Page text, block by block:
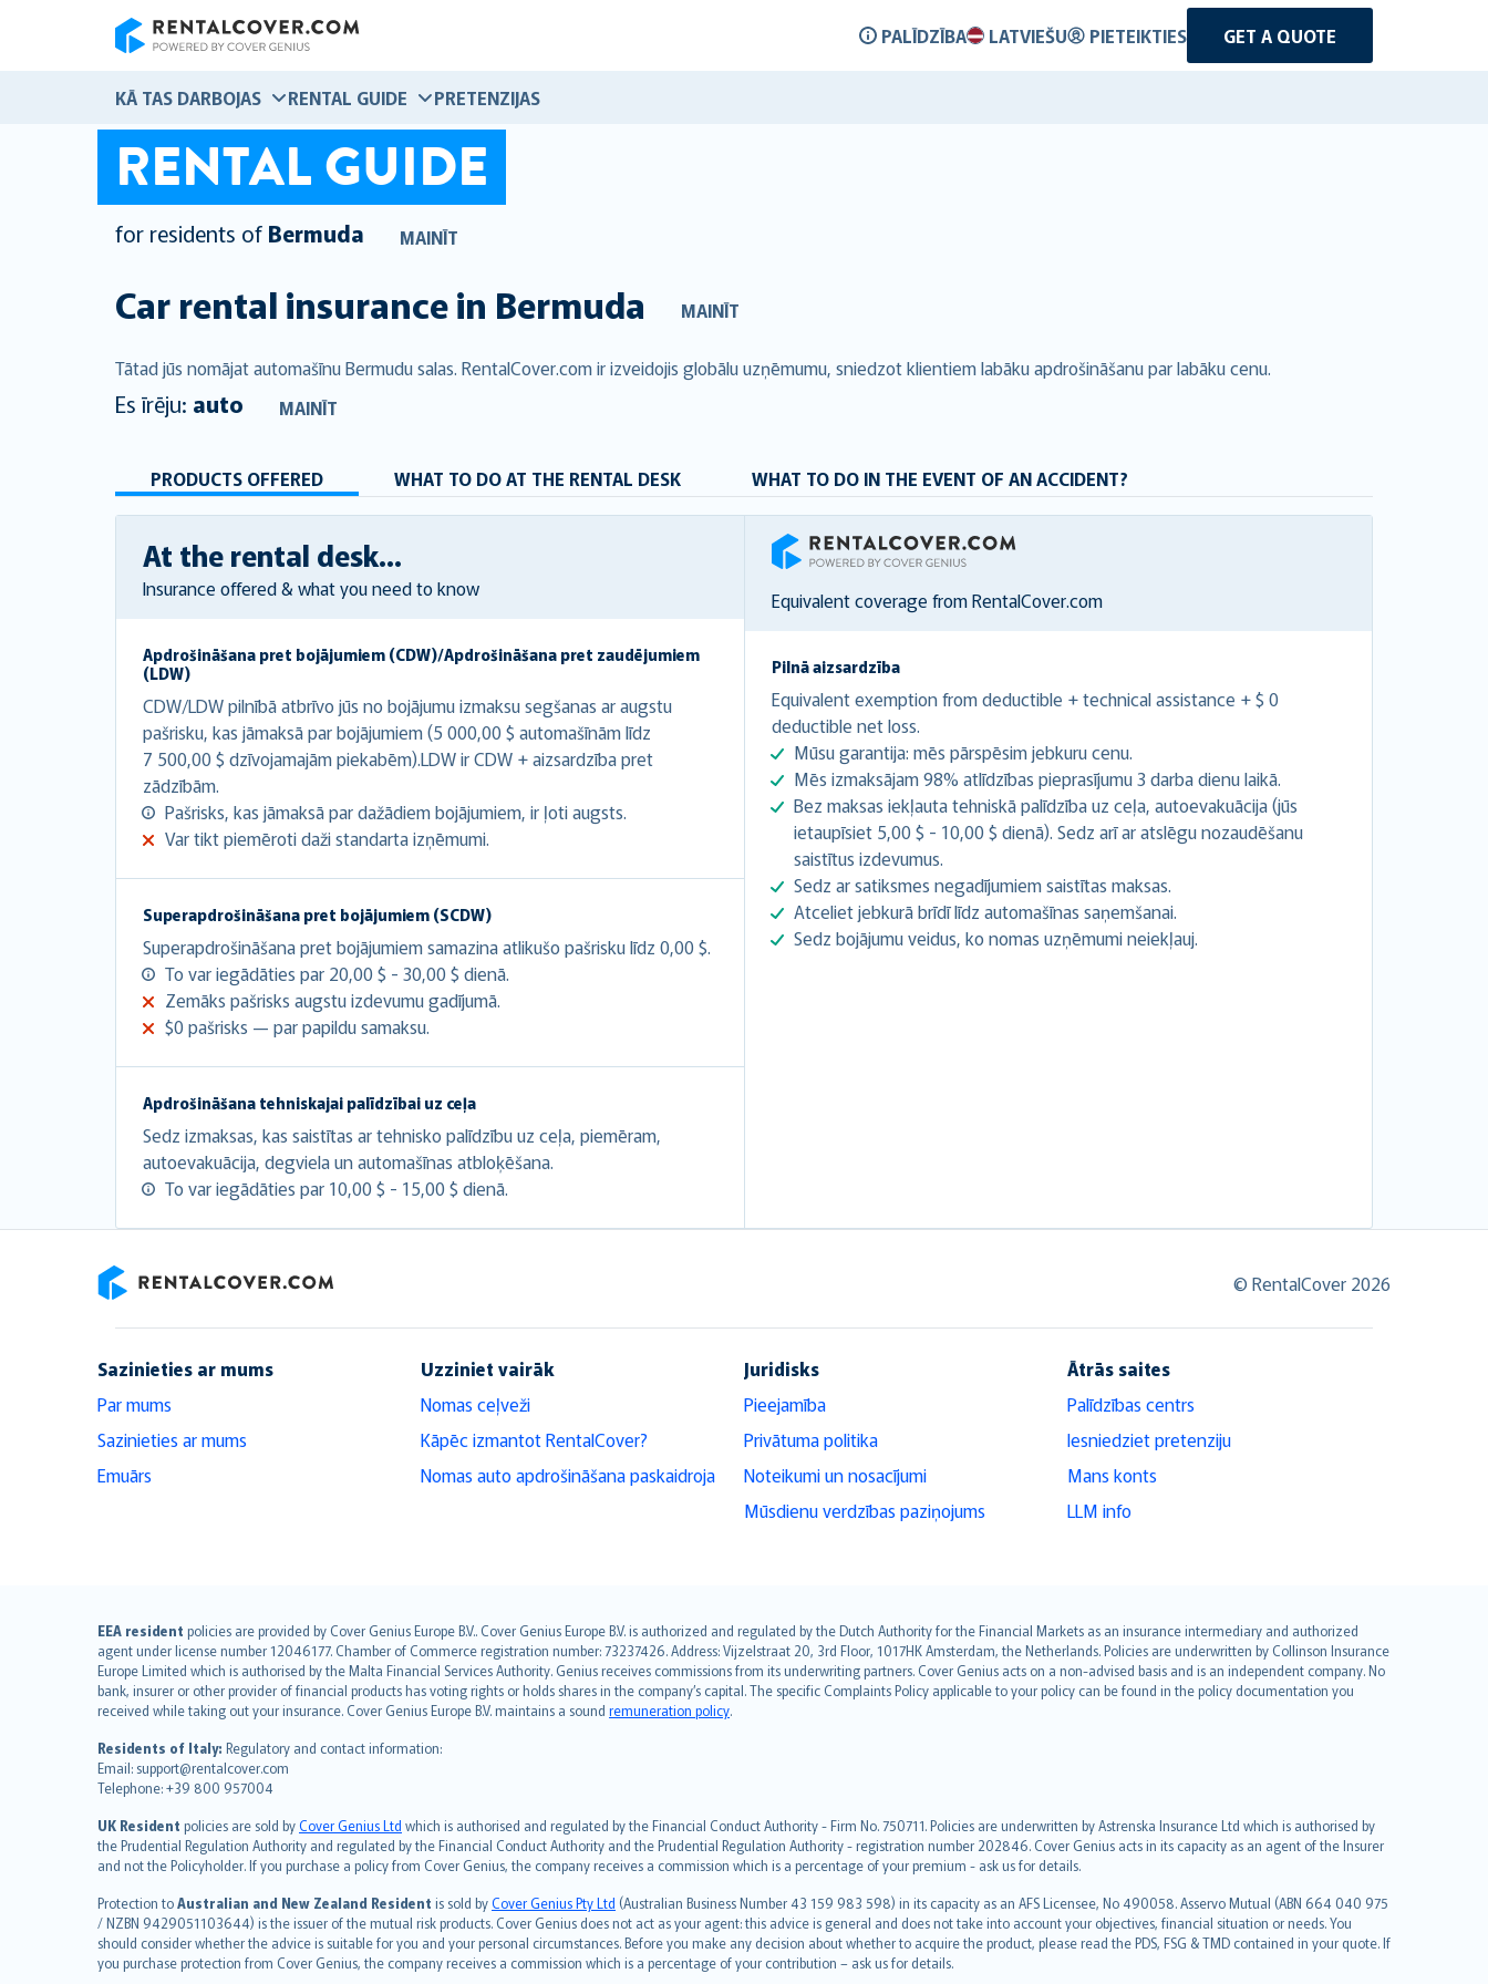
PALĪDZĪBA LATVIEŠU PIETEIKTIES GET A QUOTE
KĀ TAS DARBOJAS RENTAL GUIDE PRETENZIJAS
RENTAL GUIDE
for residents of Bermuda MAINĪT
Car rental insurance in Bermuda MAINĪT
Tātad jūs nomājat automašīnu Bermudu salas. RentalCover.com ir izveidojis globālu uzņēmumu, sniedzot klientiem labāku apdrošināšanu par labāku cenu.
Es īrēju: auto MAINĪT
PRODUCTS OFFERED WHAT TO DO AT THE RENTAL DESK WHAT TO DO IN THE EVENT OF AN ACCIDENT?
At the rental desk...
Insurance offered & what you need to know
Apdrošināšana pret bojājumiem (CDW)/Apdrošināšana pret zaudējumiem
(LDW)
CDW/LDW pilnībā atbrīvo jūs no bojājumu izmaksu segšanas ar augstu
pašrisku, kas jāmaksā par bojājumiem (5 000,00 $ automašīnām līdz
7 500,00 $ dzīvojamajām piekabēm).LDW ir CDW + aizsardzība pret
zādzībām.
Pašrisks, kas jāmaksā par dažādiem bojājumiem, ir ļoti augsts.
Var tikt piemēroti daži standarta izņēmumi.
Superapdrošināšana pret bojājumiem (SCDW)
Superapdrošināšana pret bojājumiem samazina atlikušo pašrisku līdz 0,00 $.
To var iegādāties par 20,00 $ - 30,00 $ dienā.
Zemāks pašrisks augstu izdevumu gadījumā.
$0 pašrisks — par papildu samaksu.
Apdrošināšana tehniskajai palīdzībai uz ceļa
Sedz izmaksas, kas saistītas ar tehnisko palīdzību uz ceļa, piemēram,
autoevakuācija, degviela un automašīnas atbloķēšana.
To var iegādāties par 10,00 $ - 15,00 $ dienā.
RentalCover
Equivalent coverage from RentalCover.com
Pilnā aizsardzība
Equivalent exemption from deductible + technical assistance + $ 0
deductible net loss.
Mūsu garantija: mēs pārspēsim jebkuru cenu.
Mēs izmaksājam 98% atlīdzības pieprasījumu 3 darba dienu laikā.
Bez maksas iekļauta tehniskā palīdzība uz ceļa, autoevakuācija (jūs
ietaupīsiet 5,00 $ - 10,00 $ dienā). Sedz arī ar atslēgu nozaudēšanu
saistītus izdevumus.
Sedz ar satiksmes negadījumiem saistītas maksas.
Atceliet jebkurā brīdī līdz automašīnas saņemšanai.
Sedz bojājumu veidus, ko nomas uzņēmumi neiekļauj.
© RentalCover 2026
Sazinieties ar mums
Par mums
Sazinieties ar mums
Emuārs
Uzziniet vairāk
Nomas ceļveži
Kāpēc izmantot RentalCover?
Nomas auto apdrošināšana paskaidroja
Juridisks
Pieejamība
Privātuma politika
Noteikumi un nosacījumi
Mūsdienu verdzības paziņojums
Ātrās saites
Palīdzības centrs
Iesniedziet pretenziju
Mans konts
LLM info
EEA resident policies are provided by Cover Genius Europe B.V.. Cover Genius Europe B.V. is authorized and regulated by the Dutch Authority for the Financial Markets as an insurance intermediary and authorized
agent under license number 12046177. Chamber of Commerce registration number: 73237426. Address: Vijzelstraat 20, 3rd Floor, 1017HK Amsterdam, the Netherlands. Policies are underwritten by Collinson Insurance
Europe Limited which is authorised by the Malta Financial Services Authority. Genius receives commissions from its underwriting partners. Cover Genius acts on a non-advised basis and is an independent company. No
bank, insurer or other provider of financial products has voting rights or holds shares in the company’s capital. The specific Complaints Policy applicable to your policy can be found in the policy documentation you
received while taking out your insurance. Cover Genius Europe B.V. maintains a sound remuneration policy.
Residents of Italy: Regulatory and contact information:
Email: support@rentalcover.com
Telephone: +39 800 957004
UK Resident policies are sold byCover Genius Ltd which is authorised and regulated by the Financial Conduct Authority - Firm No. 750711. Policies are underwritten by Astrenska Insurance Ltd which is authorised by
the Prudential Regulation Authority and regulated by the Financial Conduct Authority and the Prudential Regulation Authority - registration number 202846. Cover Genius acts in its capacity as an agent of the Insurer
and not the Policyholder. If you purchase a policy from Cover Genius, the company receives a commission which is a percentage of your premium - ask us for details.
Protection toAustralian and New Zealand Resident is sold byCover Genius Pty Ltd (Australian Business Number 43 159 983 598) in its capacity as an AFS Licensee, No 490058. Asservo Mutual (ABN 664 040 975
/ NZBN 9429051103644) is the issuer of the mutual risk products. Cover Genius does not act as your agent: this advice is general and does not take into account your objectives, financial situation or needs. You
should consider whether the advice is suitable for you and your personal circumstances. Before you make any decision about whether to acquire the product, please read the PDS, FSG & TMD contained in your quote. If
you purchase protection from Cover Genius, the company receives a commission which is a percentage of your contribution – ask us for details.
English (UK)
English (US)
Deutsch
français
Nederlands
español
italiano
简体中文
繁體中文
Português
polski
עברית
Português
svenska